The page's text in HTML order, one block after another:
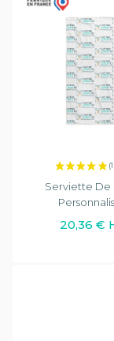
Serviette De
20,36 €